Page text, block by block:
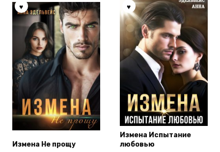
Измена Не прощу
Измена Испытание
любовью